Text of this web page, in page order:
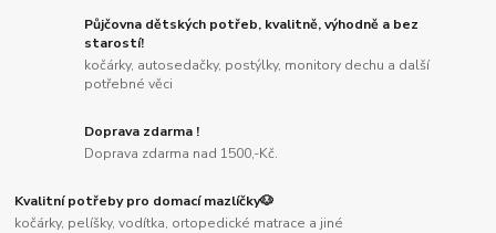
Půjčovna dětských potřeb, kvalitně, výhodně a bez
starostí!
kočárky, autosedačky, postýlky, monitory dechu a další
potřebné věci
Doprava zdarma !
Doprava zdarma nad 1500,-Kč.
Kvalitní potřeby pro domací mazlíčky🐶
kočárky, pelíšky, vodítka, ortopedické matrace a jiné